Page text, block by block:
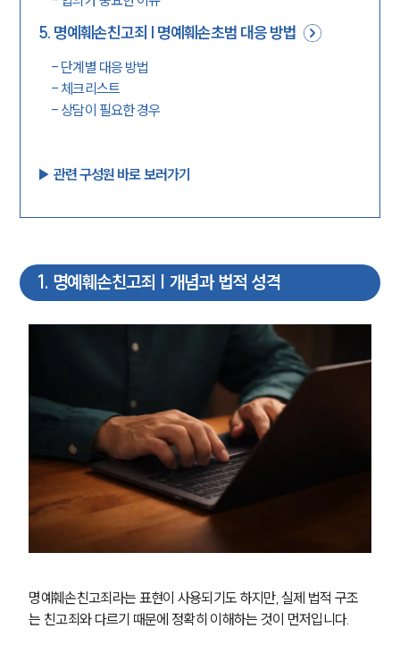
5. 명예훼손친고죄 | 명예훼손초범 대응 방법
- 단계별 대응 방법
- 체크리스트
- 상담이 필요한 경우
▶︎ 관련 구성원 바로 보러가기
1 . 명예훼손친고죄 | 개념과 법적 성격
명예훼손친고죄라는 표현이 사용되기도 하지만, 실제 법적 구조
는 친고죄와 다르기 때문에 정확히 이해하는 것이 먼저입니다.